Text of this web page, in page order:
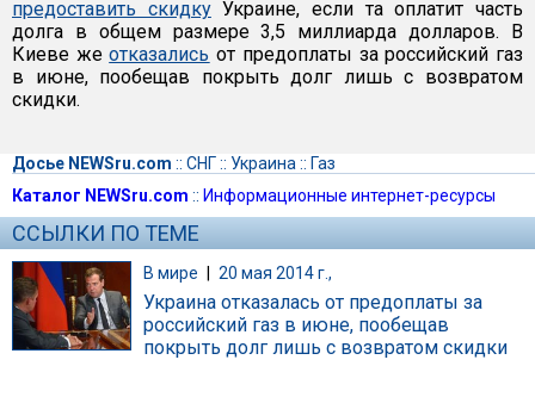
предоставить скидкуУкраине, если та оплатит часть
долга в общем размере 3,5 миллиарда долларов. В
Киеве жеотказались от предоплаты за российский газ
в июне, пообещав покрыть долг лишь с возвратом
скидки.
Досье NEWSru.com :: СНГ:: Украина :: Газ
Каталог NEWSru.com :: Информационные интернет-ресурсы
ССЫЛКИ ПО ТЕМЕ
В мире | 20 мая 2014 г.,
Украина отказалась от предоплаты за
российский газ в июне, пообещав
покрыть долг лишь с возвратом скидки